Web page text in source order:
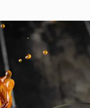
en rijst